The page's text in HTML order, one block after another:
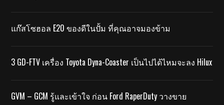
แก๊สโซฮอล E20 ของดีในปั้ม ที่คุณอาจมองข้าม
3 GD-FTV เครื่อง Toyota Dyna-Coaster เป็นไปได้ไหมจะลง Hilux
GVM – GCM รู้และเข้าใจ ก่อน Ford RaperDuty วางขาย